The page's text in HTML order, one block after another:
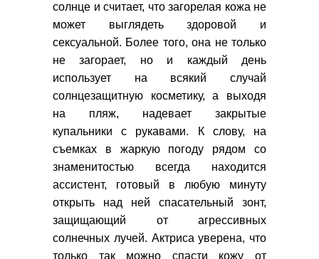
солнце и считает, что загорелая кожа не
может выглядеть здоровой и
сексуальной. Более того, она не только
не загорает, но и каждый день
использует на всякий случай
солнцезащитную косметику, а выходя
на пляж, надевает закрытые
купальники с рукавами. К слову, на
съемках в жаркую погоду рядом со
знаменитостью всегда находится
ассистент, готовый в любую минуту
открыть над ней спасательный зонт,
защищающий от агрессивных
солнечных лучей. Актриса уверена, что
только так можно спасти кожу от